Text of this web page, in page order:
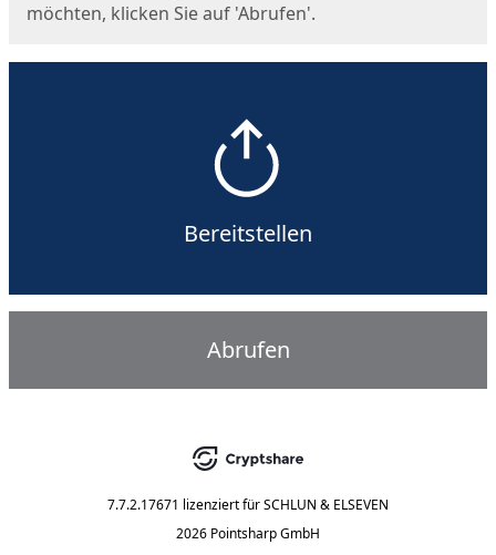
möchten, klicken Sie auf 'Abrufen'.
Bereitstellen
Abrufen
7.7.2.17671 lizenziert fürSCHLUN & ELSEVEN
2026 Pointsharp GmbH